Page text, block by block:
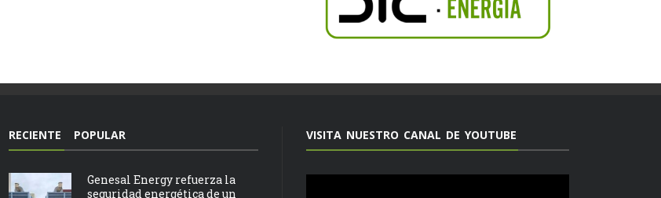
RECIENTE POPULAR
Genesal Energy refuerza la
seguridad energética de un
VISITA NUESTRO CANAL DE YOUTUBE